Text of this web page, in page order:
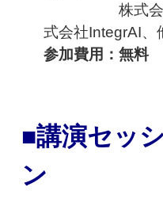
株式
式会社IntegrAI、
参加費用：無料
■講演セッ
ン